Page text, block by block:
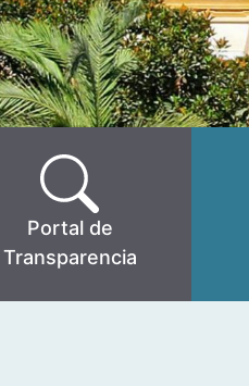
Portal de
Transparencia